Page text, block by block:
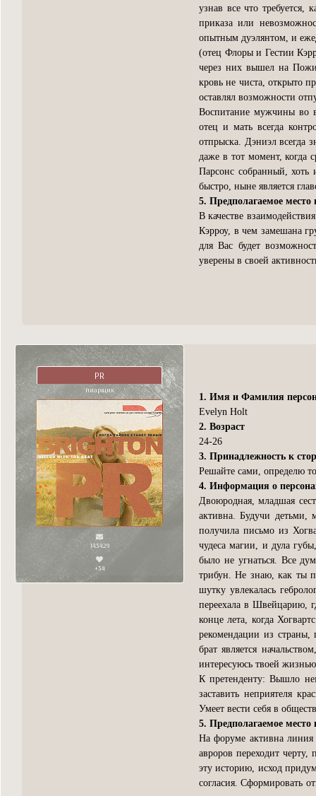
узнав все что требуется,
приказа или
опытным дуэлянтом, и
(отец Флоры и Гестии
через них вышел на
кровь не чиста, открыто
оставлял возможности
Воспитание мужчины во
отец и мать всегда
отпрыска. Дэниэл всегда
даже в тот момент, когда
Парсонс собранный, хоть
быстро, ныне является
5. Предполагаемое место
В качестве
Кэрроу, в чем замешана
для Вас будет
уверены в своей
PR
пиарщик
143429
+34
1. Имя и Фамилия
Evelyn Holt
2. Возраст
24-26
3. Принадлежность к
Решайте сами, определю
4. Информация о
Двоюродная, младшая
активна. Будучи детьми,
получила письмо из
чудеса магии, и дула
было не угнаться. Все
трибун. Не знаю, как ты
шутку увлекалась
переехала в Швейцарию,
конце лета, когда
рекомендации из страны,
брат является
интересуюсь твоей
К претенденту: Вышло
заставить неприятеля
Умеет вести себя в
5. Предполагаемое место
На форуме активна линия
авроров переходит черту,
эту историю, исход
согласия. Сформировать